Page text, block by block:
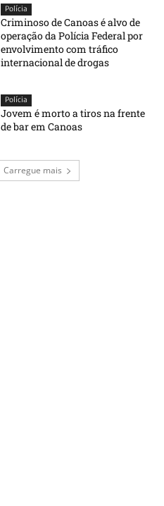
Polícia
Criminoso de Canoas é alvo de
operação da Polícia Federal por
envolvimento com tráfico
internacional de drogas
Polícia
Jovem é morto a tiros na frente
de bar em Canoas
Carregue mais